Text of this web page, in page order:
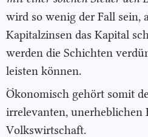
wird so wenig der Fall sein,
Kapitalzinsen das Kapital
werden die Schichten
leisten können.
Ökonomisch gehört somit
irrelevanten, unerheblichen
Volkswirtschaft.